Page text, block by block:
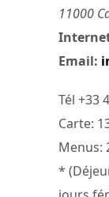
11000
Email:
Tél +33
Carte:
Menus:
*